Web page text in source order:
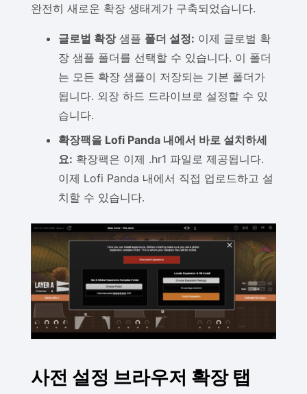
완전히 새로운 확장 생태계가 구축되었습니다.
글로벌 확장샘플 폴더 설정: 이제 글로벌 확
장 샘플 폴더를 선택할 수 있습니다. 이 폴더
는 모든 확장 샘플이 저장되는 기본 폴더가
됩니다. 외장 하드 드라이브로 설정할 수 있
습니다.
확장팩을 Lofi Panda 내에서 바로 설치하세
요: 확장팩은 이제 .hr1 파일로 제공됩니다.
이제 Lofi Panda 내에서 직접 업로드하고 설
치할 수 있습니다.
사전 설정 브라우저 확장 탭